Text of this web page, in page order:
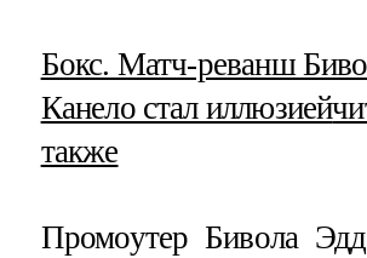
​Бокс. Матч-реванш
Канело стал иллюзией
также
Промоутер Бивола